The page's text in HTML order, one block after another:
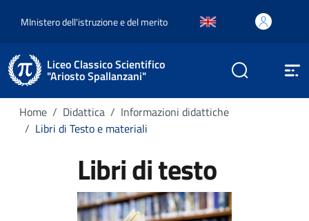
MInistero dell'istruzione e del merito
Liceo Classico Scientifico
"Ariosto Spallanzani"
Home Didattica
Informazioni didattiche
Libri di Testo e materiali
Libri di testo